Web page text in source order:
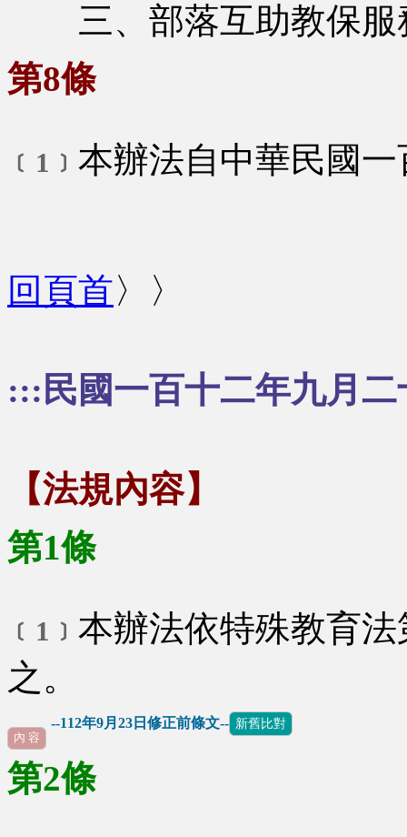
三、部落互助教保服
第8條
﹝1﹞ 本辦法自中華民國
回頁首〉〉
:::民國一百十二年九月
【法規內容】
第1條
﹝1﹞ 本辦法依特殊教育法
之。
--112年9月23日修正前條文-- 新舊比對
內 容
第2條